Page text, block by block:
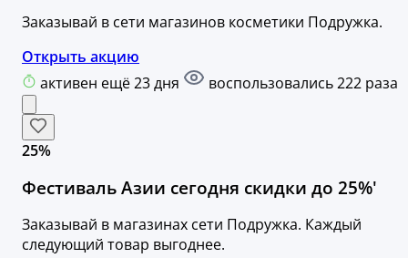
Заказывай в сети магазинов косметики Подружка.
Открыть акцию
активен ещё 23 дня
воспользовались 222 раза
25%
Фестиваль Азии сегодня скидки до 25%'
Заказывай в магазинах сети Подружка. Каждый
следующий товар выгоднее.